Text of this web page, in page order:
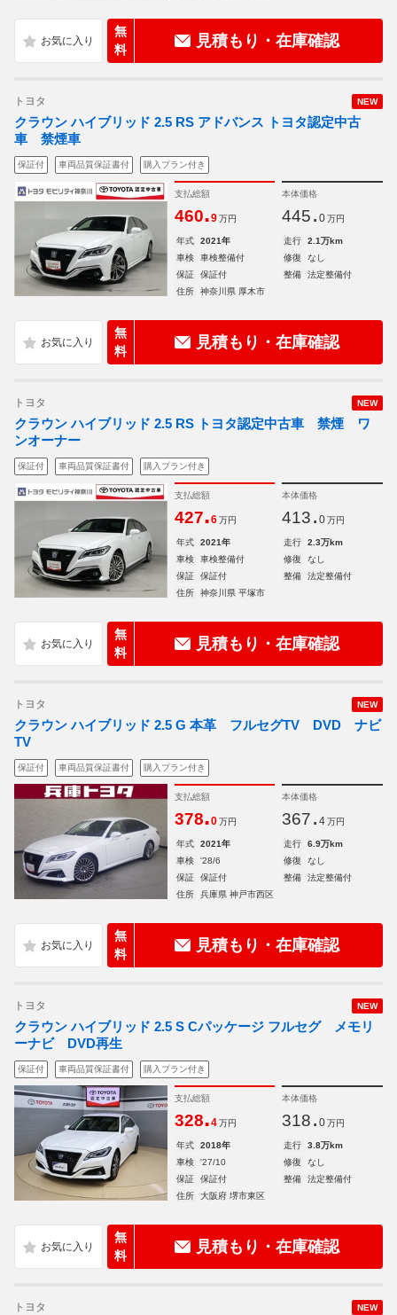
無
料
見積もり・在庫確認
NEW
トヨタ
クラウン ハイブリッド 2.5 RS アドバンス トヨタ認定中古
車 禁煙車
保証付 車両品質保証書付 購入プラン付き
支払総額
460.9 万円
本体価格
445. 0 万円
年式 2021年 走行
2.1万km
車検
車検整備付 修復
なし
保証
保証付 整備
法定整備付
住所
神奈川県 厚木市
無
料
見積もり・在庫確認
NEW
トヨタ
クラウン ハイブリッド 2.5 RS トヨタ認定中古車 禁煙 ワ
ンオーナー
保証付 車両品質保証書付 購入プラン付き
支払総額
427.6 万円
本体価格
413. 0 万円
年式 2021年 走行
2.3万km
車検
車検整備付 修復
なし
保証
保証付 整備
法定整備付
住所
神奈川県 平塚市
無
料
見積もり・在庫確認
NEW
トヨタ
クラウン ハイブリッド 2.5 G 本革 フルセグTV DVD ナビ
TV
保証付 車両品質保証書付 購入プラン付き
支払総額
378.0 万円
本体価格
367. 4 万円
年式 2021年 走行
6.9万km
車検
'28/6 修復
なし
保証
保証付 整備
法定整備付
住所
兵庫県 神戸市西区
無
料
見積もり・在庫確認
NEW
トヨタ
クラウン ハイブリッド 2.5 S Cパッケージ フルセグ メモリ
ーナビ DVD再生
保証付 車両品質保証書付 購入プラン付き
支払総額
328.4 万円
本体価格
318. 0 万円
年式 2018年 走行
3.8万km
車検
'27/10 修復
なし
保証
保証付 整備
法定整備付
住所
大阪府 堺市東区
無
料
見積もり・在庫確認
NEW
トヨタ